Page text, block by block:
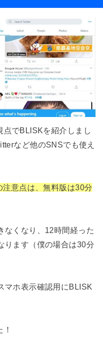
点でBLISKを紹介しまし
など他のSNSでも使え
意点は、無料版は30分
なくなり、12時間経った
ります（僕の場合は30分
マホ表示確認用にBLISK